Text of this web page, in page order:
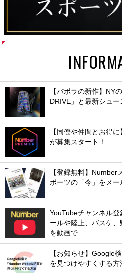
【バボラの新作】NY
DRIVE」と最新シュ
【同僚や仲間とお得
が募集スタート！
【登録無料】Number
ポーツの「今」をメー
YouTubeチャンネル
ールや陸上、バスケ
を動画で
【お知らせ】Google
を見つけやすくする方